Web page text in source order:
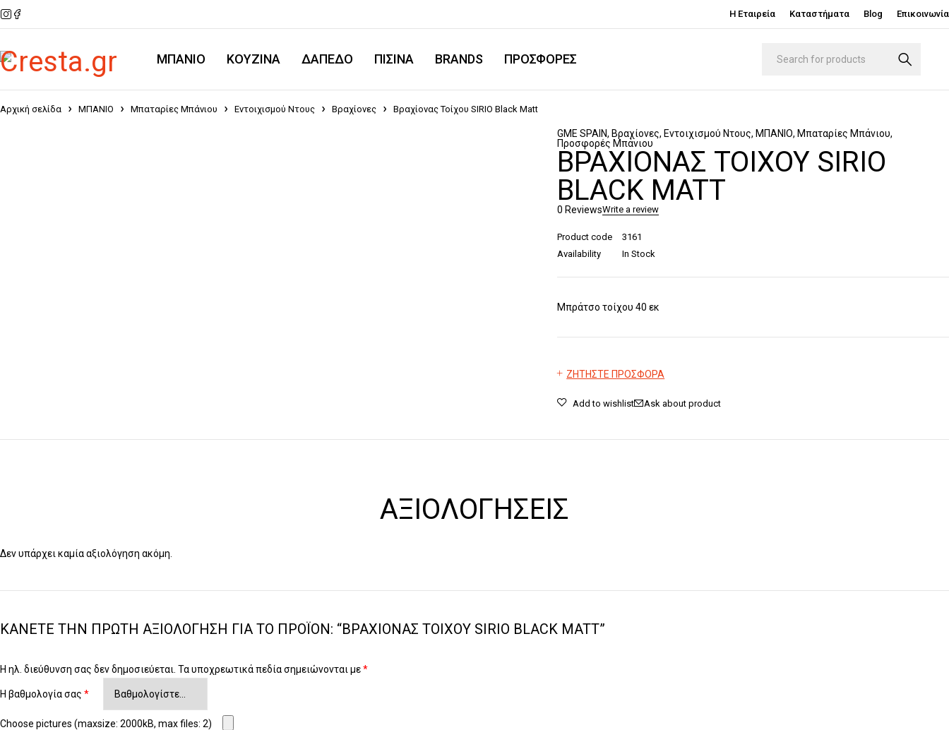
Η Εταιρεία Καταστήματα Blog Επικοινωνία
ΜΠΑΝΙΟ KOYZINA ΔΑΠΕΔΟ ΠΙΣΙΝΑ BRANDS ΠΡΟΣΦΟΡΕΣ
Αρχική σελίδα ΜΠΑΝΙΟ Μπαταρίες Μπάνιου Εντοιχισμού Ντους Βραχίονες Βραχίονας Τοίχου SIRIO Black Matt
GME SPAIN, Βραχίονες, Εντοιχισμού Ντους, ΜΠΑΝΙΟ, Μπαταρίες Μπάνιου,
Προσφορές Μπάνιου
ΒΡΑΧΊΟΝΑΣ ΤΟΊΧΟΥ SIRIO
BLACK MATT
0 ReviewsWrite a review
Product code
3161
Availability
In Stock
Μπράτσο τοίχου 40 εκ
ΖΗΤΗΣΤΕ ΠΡΟΣΦΟΡΑ
Ask about product
ΑΞΙΟΛΟΓΉΣΕΙΣ
Δεν υπάρχει καμία αξιολόγηση ακόμη.
ΚΆΝΕΤΕ ΤΗΝ ΠΡΏΤΗ ΑΞΙΟΛΌΓΗΣΗ ΓΙΑ ΤΟ ΠΡΟΪΌΝ: “ΒΡΑΧΊΟΝΑΣ ΤΟΊΧΟΥ SIRIO BLACK MATT”
Η ηλ. διεύθυνση σας δεν δημοσιεύεται. Τα υποχρεωτικά πεδία σημειώνονται με*
Η βαθμολογία σας *
Choose pictures (maxsize: 2000kB, max files: 2)